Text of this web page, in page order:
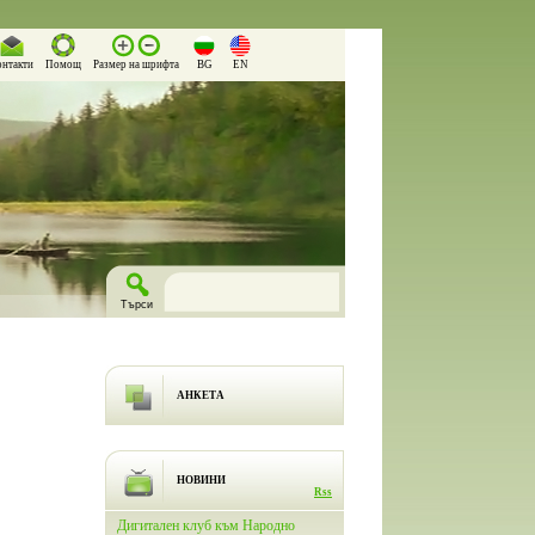
Помощ Размер на шрифта BG EN
АНКЕТА
НОВИНИ
Rss
Дигитален клуб към Народно